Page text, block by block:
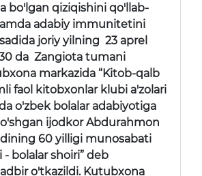
bo'lgan qiziqishini qo'llab-
adabiy immunitetini
joriy yilning 23 aprel
da Zangiota tumani
markazida “Kitob-qalb
faol kitobxonlar klubi a'zolari
o'zbek bolalar adabiyotiga
ijodkor Abdurahmon
60 yilligi munosabati
- bolalar shoiri” deb
o'tkazildi. Kutubxona